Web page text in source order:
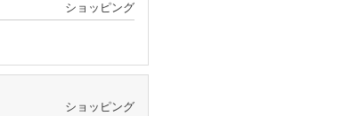
ショッピング
ショッピング